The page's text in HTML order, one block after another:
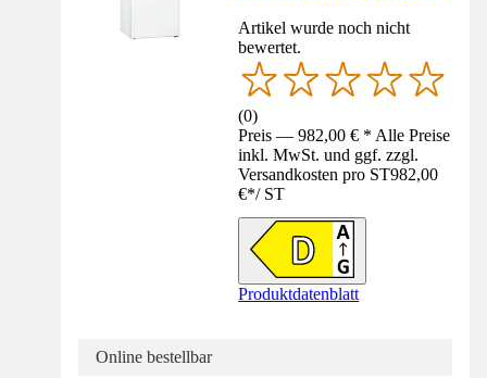
Artikel wurde noch nicht
bewertet.
(0)
Preis — 982,00 € * Alle Preise
inkl. MwSt. und ggf. zzgl.
Versandkosten pro ST982,00
€*/ ST
Produktdatenblatt
Online bestellbar